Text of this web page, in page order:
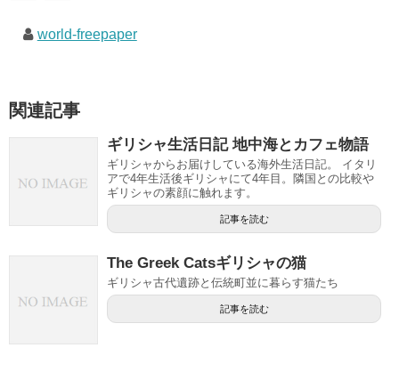
world-freepaper
関連記事
ギリシャ生活日記 地中海とカフェ物語
ギリシャからお届けしている海外生活日記。 イタリ
アで4年生活後ギリシャにて4年目。隣国との比較や
ギリシャの素顔に触れます。
記事を読む
The Greek Catsギリシャの猫
ギリシャ古代遺跡と伝統町並に暮らす猫たち
記事を読む